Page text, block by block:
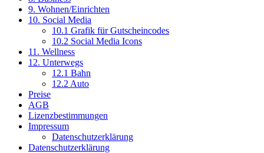
9. Wohnen/Einrichten
10. Social Media
10.1 Grafik für Gutscheincodes
10.2 Social Media Icons
11. Wellness
12. Unterwegs
12.1 Bahn
12.2 Auto
Preise
AGB
Lizenzbestimmungen
Impressum
Datenschutzerklärung
Datenschutzerklärung